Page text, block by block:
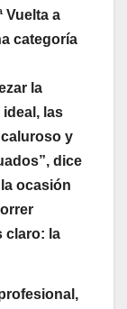
Vuelta a
categoría
la
las
y
dice
ocasión
claro: la